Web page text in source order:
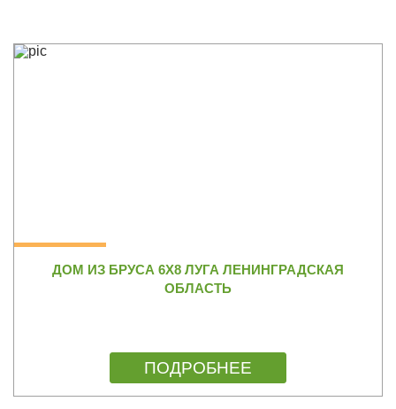
ДОМ ИЗ БРУСА 6Х8 ЛУГА ЛЕНИНГРАДСКАЯ
ОБЛАСТЬ
ПОДРОБНЕЕ